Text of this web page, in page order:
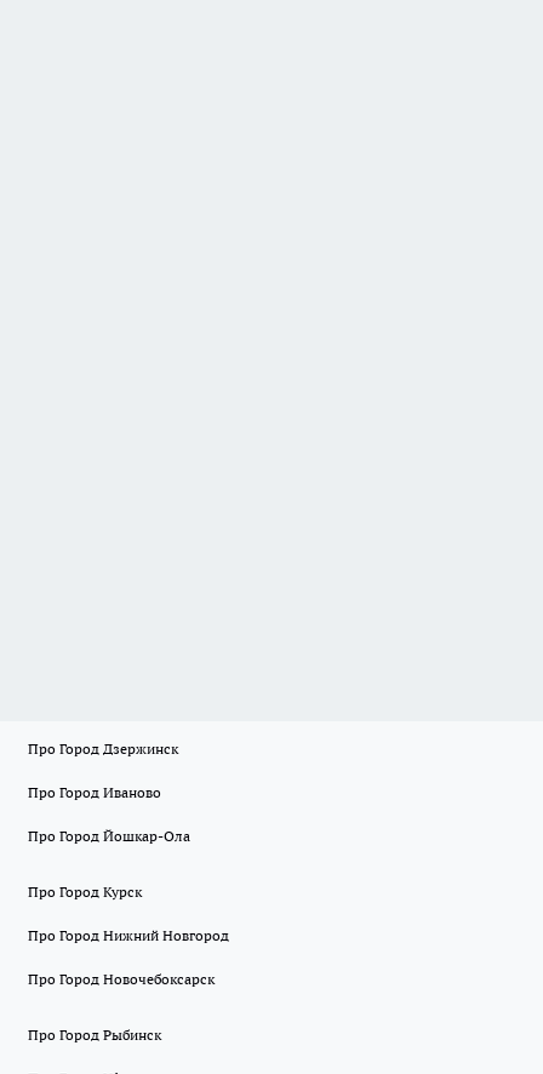
Про Город Дзержинск
Про Город Иваново
Про Город Йошкар-Ола
Про Город Курск
Про Город Нижний Новгород
Про Город Новочебоксарск
Про Город Рыбинск